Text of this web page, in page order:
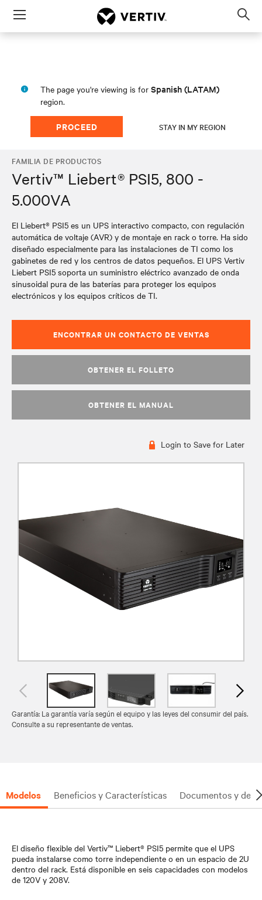
Menu
The page you're viewing is for Spanish (LATAM)
region.
PROCEED STAY IN MY REGION
FAMILIA DE PRODUCTOS
Vertiv™ Liebert® PSI5, 800 -
5.000VA
El Liebert® PSI5 es un UPS interactivo compacto, con regulación
automática de voltaje (AVR) y de montaje en rack o torre. Ha sido
diseñado especialmente para las instalaciones de TI como los
gabinetes de red y los centros de datos pequeños. El UPS Vertiv
Liebert PSI5 soporta un suministro eléctrico avanzado de onda
sinusoidal pura de las baterías para proteger los equipos
electrónicos y los equipos críticos de TI.
ENCONTRAR UN CONTACTO DE VENTAS
OBTENER EL FOLLETO
OBTENER EL MANUAL
Login to Save for Later
Garantía: La garantía varía según el equipo y las leyes del consumir del país.
Consulte a su representante de ventas.
Modelos Beneficios y Características Documentos y
El diseño flexible del Vertiv™ Liebert® PSI5 permite que el UPS
pueda instalarse como torre independiente o en un espacio de 2U
dentro del rack. Está disponible en seis capacidades con modelos
de 120V y 208V.